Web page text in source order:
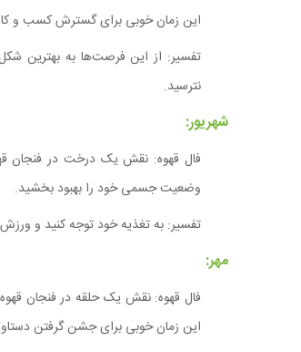
این زمان خوبی برای گسترش کسب و
تفسیر: از این فرصت‌ها به بهترین
نترسید.
شهریور:
فال قهوه: نقش یک درخت در فنجان
وضعیت جسمی خود را بهبود بخشید.
تفسیر: به تغذیه خود توجه کنید و
مهر:
فال قهوه: نقش یک حلقه در فنجان
این زمان خوبی برای جشن گرفتن